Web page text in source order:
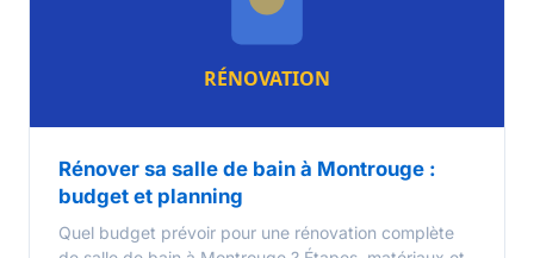
Rénover sa salle de bain à Montrouge :
budget et planning
Quel budget prévoir pour une rénovation complète